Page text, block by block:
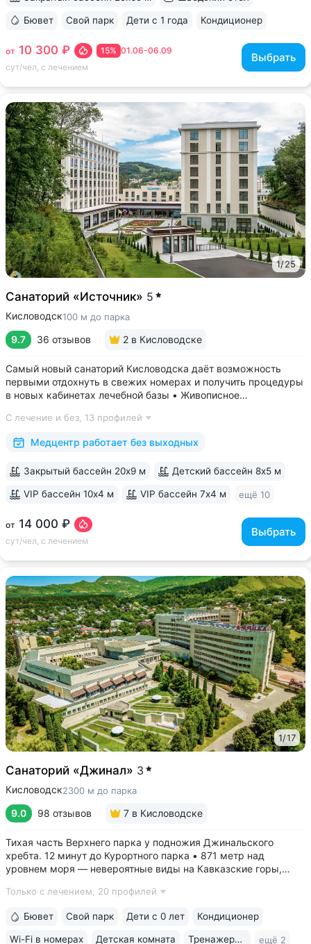
01.06-06.09
15%
от 10 300 ₽
сут/чел, с лечением
Выбрать
Бювет Свой парк Дети с 1 года Кондиционер
ещё 6
1/25
Санаторий «Источник» 5
Кисловодск100 м до парка
9.7 36 отзывов 2 в Кисловодске
Самый новый санаторий Кисловодска даёт возможность
первыми отдохнуть в свежих номерах и получить процедуры
в новых кабинетах лечебной базы • Живописное
галереей и Каскадной лестницей • Свой выход в Курортный
парк, поблизости проходят маршруты...
С лечение и без, 13 профилей
Медцентр работает без выходных
от 14 000 ₽
сут/чел, с лечением
Выбрать
Закрытый бассейн 20х9 м Детский бассейн 8х5 м
VIP бассейн 10х4 м VIP бассейн 7х4 м ещё 10
1/17
Санаторий «Джинал» 3
Кисловодск2300 м до парка
9.0 98 отзывов 7 в Кисловодске
Тихая часть Верхнего парка у подножия Джинальского
хребта. 12 минут до Курортного парка • 871 метр над
уровнем моря ­— невероятные виды на Кавказские горы,
расположены лучшие смотровые площадки Кисловодска •
Только с лечением, 20 профилей
Бювет Свой парк Дети с 0 лет Кондиционер
Wi-Fi в номерах Детская комната Тренажерный зал ещё 2